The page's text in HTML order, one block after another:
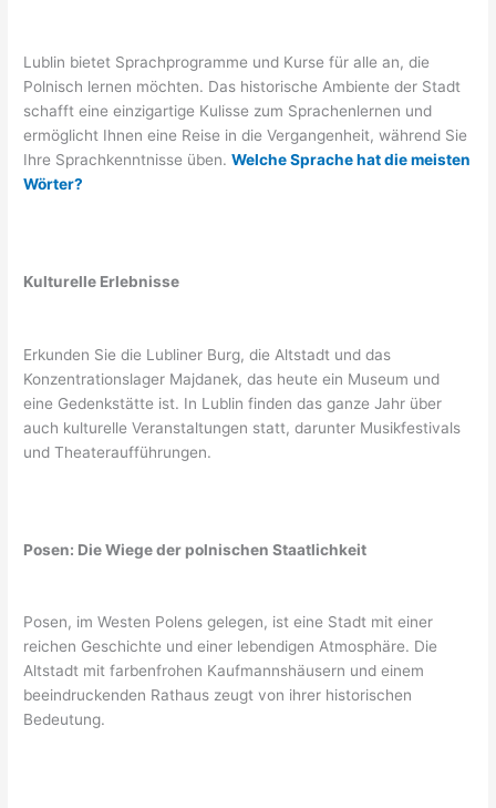
Lublin bietet Sprachprogramme und Kurse für alle an, die
Polnisch lernen möchten. Das historische Ambiente der Stadt
schafft eine einzigartige Kulisse zum Sprachenlernen und
ermöglicht Ihnen eine Reise in die Vergangenheit, während Sie
Ihre Sprachkenntnisse üben.Welche Sprache hat die meisten
Wörter?
Kulturelle Erlebnisse
Erkunden Sie die Lubliner Burg, die Altstadt und das
Konzentrationslager Majdanek, das heute ein Museum und
eine Gedenkstätte ist. In Lublin finden das ganze Jahr über
auch kulturelle Veranstaltungen statt, darunter Musikfestivals
und Theateraufführungen.
Posen: Die Wiege der polnischen Staatlichkeit
Posen, im Westen Polens gelegen, ist eine Stadt mit einer
reichen Geschichte und einer lebendigen Atmosphäre. Die
Altstadt mit farbenfrohen Kaufmannshäusern und einem
beeindruckenden Rathaus zeugt von ihrer historischen
Bedeutung.